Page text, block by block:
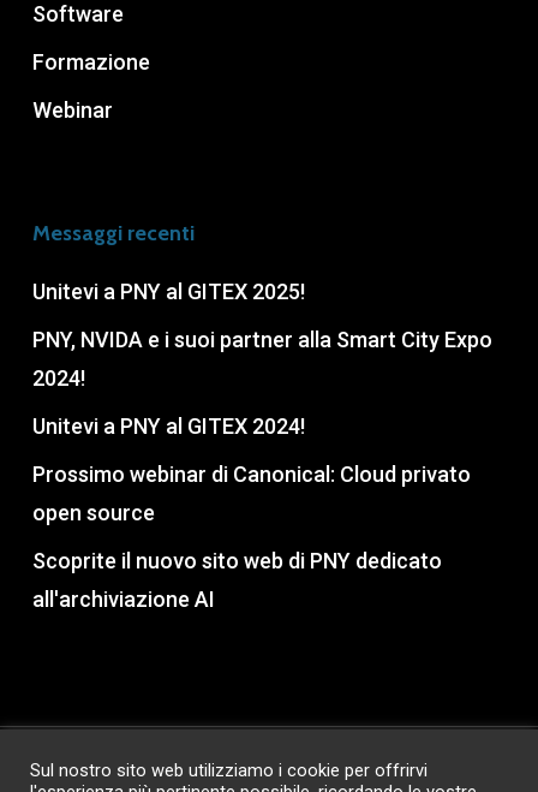
Software
Formazione
Webinar
Messaggi recenti
Unitevi a PNY al GITEX 2025!
PNY, NVIDA e i suoi partner alla Smart City Expo
2024!
Unitevi a PNY al GITEX 2024!
Prossimo webinar di Canonical: Cloud privato
open source
Scoprite il nuovo sito web di PNY dedicato
all'archiviazione AI
Sul nostro sito web utilizziamo i cookie per offrirvi